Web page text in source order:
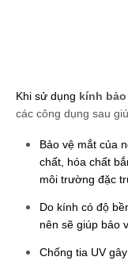
Khi sử dụng kính
các công dụng sau
Bảo vệ mắt của
chất, hóa chất
môi trường đặc
Do kính có độ
nên sẽ giúp bảo
Chống tia UV